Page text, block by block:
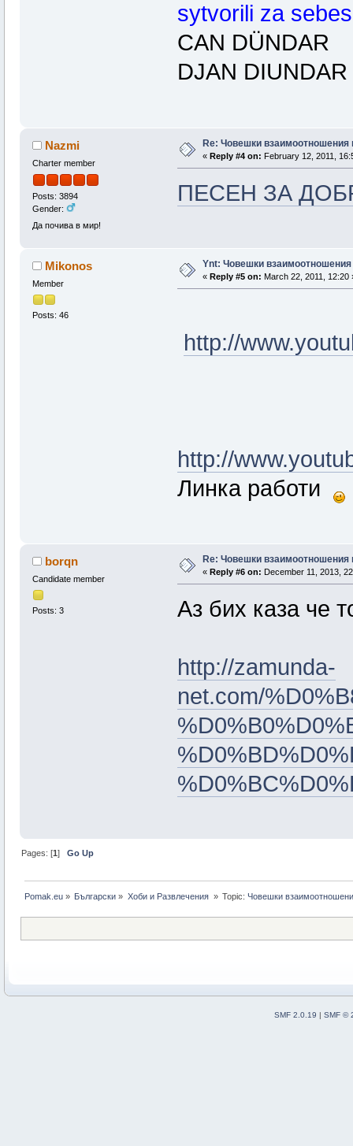
sytvorili za
CAN DÜNDAR
DJAN DIUNDAR
Nazmi
Charter member
Posts: 3894
Gender:
Да почива в мир!
Re: Човешки взаимоотношения
« Reply #4 on: February 12, 2011,
ПЕСЕН ЗА
Mikonos
Member
Posts: 46
Ynt: Човешки
« Reply #5 on: March 22, 2011, 12:20
http://
http://
Линка работи
borqn
Candidate member
Posts: 3
Re: Човешки взаимоотношения
« Reply #6 on: December 11, 2013,
Аз бих каза че
http://zamunda-
net.com/
Pages: [1]Go Up
Pomak.eu » Български » Хоби и Развлечения » Topic:Човешки
SMF 2.0.19 | SMF ©